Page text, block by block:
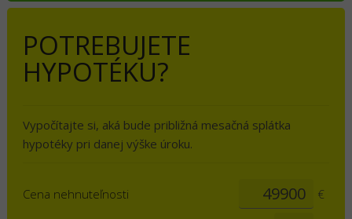
POTREBUJETE
HYPOTÉKU?
Vypočítajte si, aká bude približná mesačná splátka
hypotéky pri danej výške úroku.
Cena nehnuteľnosti €